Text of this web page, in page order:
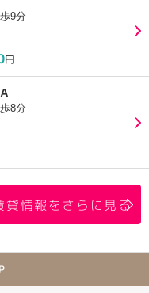
9分
円
8分
貸情報をさらに見る